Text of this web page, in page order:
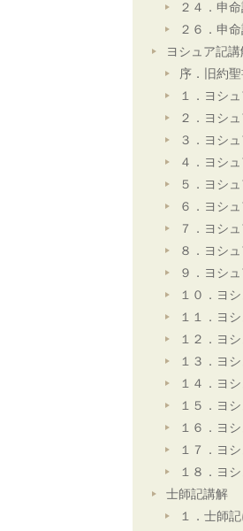
２４．申
２６．申
ヨシュア記講
序．旧約
１．ヨシ
２．ヨシ
３．ヨシ
４．ヨシ
５．ヨシ
６．ヨシ
７．ヨシ
８．ヨシ
９．ヨシ
１０．ヨ
１１．ヨ
１２．ヨ
１３．ヨ
１４．ヨ
１５．ヨ
１６．ヨ
１７．ヨ
１８．ヨ
士師記講解
１．士師